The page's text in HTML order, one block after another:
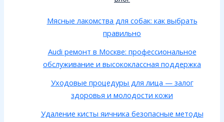
Мясные лакомства для собак: как выбрать
правильно
Audi ремонт в Москве: профессиональное
обслуживание и высококлассная поддержка
Уходовые процедуры для лица — залог
здоровья и молодости кожи
Удаление кисты яичника безопасные методы